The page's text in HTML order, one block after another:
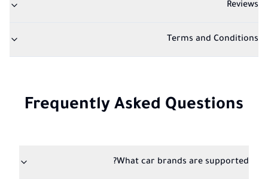
Reviews
Terms and Conditions
Frequently Asked Questions
What car brands are supported?